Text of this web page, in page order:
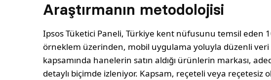
Araştırmanın metodolojisi
Ipsos Tüketici Paneli, Türkiye kent nüfusunu temsil eden
örneklem üzerinden, mobil uygulama yoluyla düzenli veri
kapsamında hanelerin satın aldığı ürünlerin markası,
detaylı biçimde izleniyor. Kapsam, reçeteli veya reçetesiz